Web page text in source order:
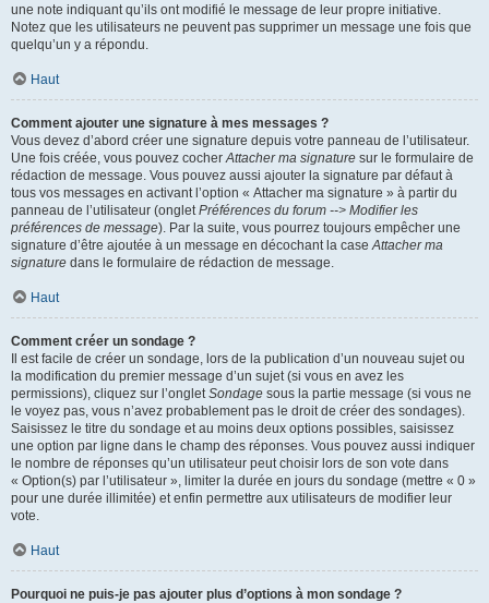
une note indiquant qu’ils ont modifié le message de leur propre initiative.
Notez que les utilisateurs ne peuvent pas supprimer un message une fois que
quelqu’un y a répondu.
Haut
Comment ajouter une signature à mes messages ?
Vous devez d’abord créer une signature depuis votre panneau de l’utilisateur.
Une fois créée, vous pouvez cocherAttacher ma signature sur le formulaire de
rédaction de message. Vous pouvez aussi ajouter la signature par défaut à
tous vos messages en activant l’option « Attacher ma signature » à partir du
panneau de l’utilisateur (ongletPréférences du forum --> Modifier les
préférences de message). Par la suite, vous pourrez toujours empêcher une
signature d’être ajoutée à un message en décochant la caseAttacher ma
signature dans le formulaire de rédaction de message.
Haut
Comment créer un sondage ?
Il est facile de créer un sondage, lors de la publication d’un nouveau sujet ou
la modification du premier message d’un sujet (si vous en avez les
permissions), cliquez sur l’ongletSondage sous la partie message (si vous ne
le voyez pas, vous n’avez probablement pas le droit de créer des sondages).
Saisissez le titre du sondage et au moins deux options possibles, saisissez
une option par ligne dans le champ des réponses. Vous pouvez aussi indiquer
le nombre de réponses qu’un utilisateur peut choisir lors de son vote dans
« Option(s) par l’utilisateur », limiter la durée en jours du sondage (mettre « 0 »
pour une durée illimitée) et enfin permettre aux utilisateurs de modifier leur
vote.
Haut
Pourquoi ne puis-je pas ajouter plus d’options à mon sondage ?